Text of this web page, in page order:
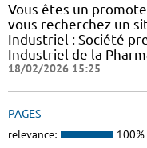
Vous êtes un
vous recherchez un
Industriel : Société
Industriel de la
18/02/2026 15:25
PAGES
relevance: 100%